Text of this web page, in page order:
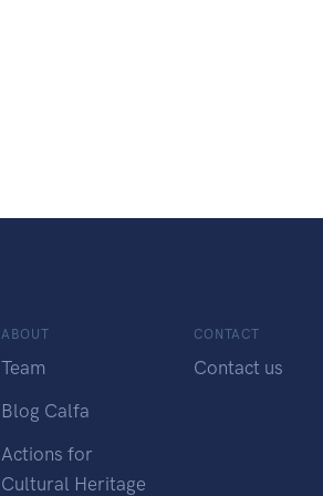
ABOUT
Team
Blog Calfa
Actions for
Cultural Heritage
CONTACT
Contact us